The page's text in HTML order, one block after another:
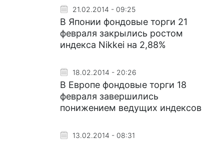
21.02.2014 - 09:25
В Японии фондовые торги 21
февраля закрылись ростом
индекса Nikkei на 2,88%
18.02.2014 - 20:26
В Европе фондовые торги 18
февраля завершились
понижением ведущих индексов
13.02.2014 - 08:31